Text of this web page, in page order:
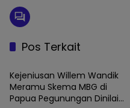
Pos Terkait
News
Kejeniusan Willem Wandik
Meramu Skema MBG di
Papua Pegunungan Dinilai
News